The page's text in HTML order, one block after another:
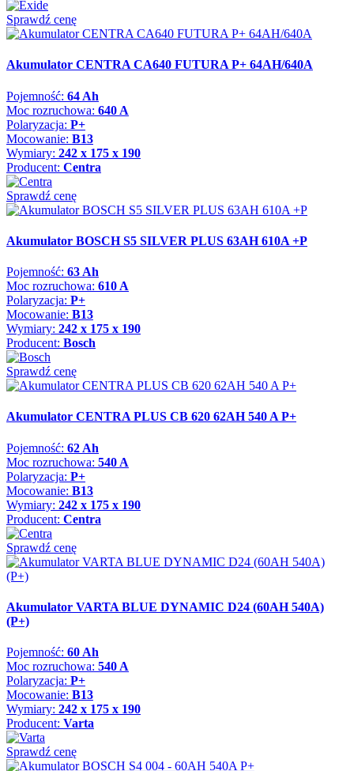
Sprawdź cenę
Akumulator CENTRA CA640 FUTURA P+ 64AH/640A
Pojemność: 64 Ah
Moc rozruchowa: 640 A
Polaryzacja: P+
Mocowanie: B13
Wymiary: 242 x 175 x 190
Producent: Centra
Sprawdź cenę
Akumulator BOSCH S5 SILVER PLUS 63AH 610A +P
Pojemność: 63 Ah
Moc rozruchowa: 610 A
Polaryzacja: P+
Mocowanie: B13
Wymiary: 242 x 175 x 190
Producent: Bosch
Sprawdź cenę
Akumulator CENTRA PLUS CB 620 62AH 540 A P+
Pojemność: 62 Ah
Moc rozruchowa: 540 A
Polaryzacja: P+
Mocowanie: B13
Wymiary: 242 x 175 x 190
Producent: Centra
Sprawdź cenę
Akumulator VARTA BLUE DYNAMIC D24 (60AH 540A)
(P+)
Pojemność: 60 Ah
Moc rozruchowa: 540 A
Polaryzacja: P+
Mocowanie: B13
Wymiary: 242 x 175 x 190
Producent: Varta
Sprawdź cenę